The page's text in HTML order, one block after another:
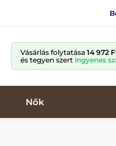
Vásárlás folytatása 14 972
és tegyen szert ingyenes
Nők